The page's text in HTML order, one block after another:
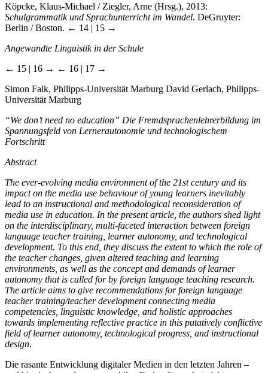
Köpcke, Klaus-Michael / Ziegler, Arne (Hrsg.), 2013:
Schulgrammatik und Sprachunterricht im Wandel. DeGruyter:
Berlin / Boston. ← 14 | 15 →
Angewandte Linguistik in der Schule
← 15 | 16 → ← 16 | 17 →
Simon Falk, Philipps-Universität Marburg David Gerlach, Philipps-
Universität Marburg
“We don’t need no education” Die Fremdsprachenlehrerbildung im
Spannungsfeld von Lernerautonomie und technologischem
Fortschritt
Abstract
The ever-evolving media environment of the 21st century and its
impact on the media use behaviour of young learners inevitably
lead to an instructional and methodological reconsideration of
media use in education. In the present article, the authors shed light
on the interdisciplinary, multi-faceted interaction between foreign
language teacher training, learner autonomy, and technological
development. To this end, they discuss the extent to which the role of
the teacher changes, given altered teaching and learning
environments, as well as the concept and demands of learner
autonomy that is called for by foreign language teaching research.
The article aims to give recommendations for foreign language
teacher training/teacher development connecting media
competencies, linguistic knowledge, and holistic approaches
towards implementing reflective practice in this putatively conflictive
field of learner autonomy, technological progress, and instructional
design.
Die rasante Entwicklung digitaler Medien in den letzten Jahren –